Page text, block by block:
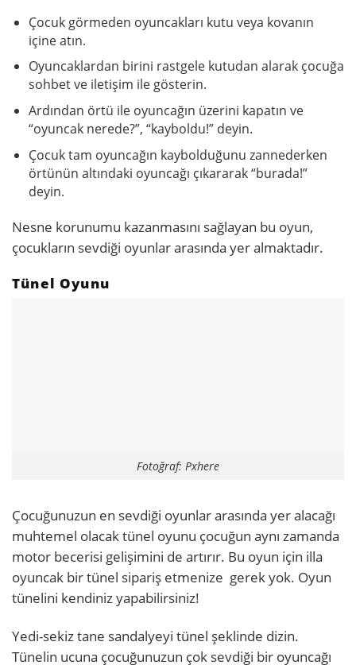
Çocuk görmeden oyuncakları kutu veya kovanın
içine atın.
Oyuncaklardan birini rastgele kutudan alarak çocuğa
sohbet ve iletişim ile gösterin.
Ardından örtü ile oyuncağın üzerini kapatın ve
“oyuncak nerede?”, “kayboldu!” deyin.
Çocuk tam oyuncağın kaybolduğunu zannederken
örtünün altındaki oyuncağı çıkararak “burada!”
deyin.
Nesne korunumu kazanmasını sağlayan bu oyun,
çocukların sevdiği oyunlar arasında yer almaktadır.
Tünel Oyunu
Fotoğraf: Pxhere
Çocuğunuzun en sevdiği oyunlar arasında yer alacağı
muhtemel olacak tünel oyunu çocuğun aynı zamanda
motor becerisi gelişimini de artırır. Bu oyun için illa
oyuncak bir tünel sipariş etmenize gerek yok. Oyun
tünelini kendiniz yapabilirsiniz!
Yedi-sekiz tane sandalyeyi tünel şeklinde dizin.
Tünelin ucuna çocuğunuzun çok sevdiği bir oyuncağı